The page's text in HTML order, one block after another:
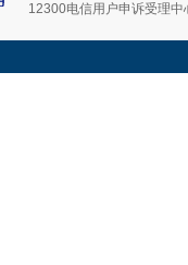
12300电信用户申诉受理中